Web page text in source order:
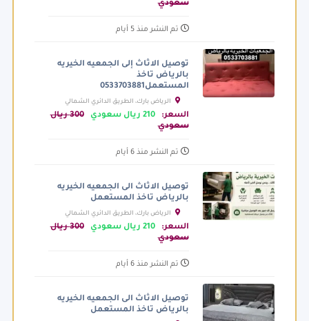
سعودي
تم النشر منذ 5 أيام
توصيل الاثاث إلى الجمعيه الخيريه
بالرياض تاخذ
المستعمل0533703881
الرياض بارك، الطريق الدائري الشمالي
الفرعي، الرياض السعودية
السعر: 210 ريال سعودي
300 ريال
سعودي
تم النشر منذ 6 أيام
توصيل الاثاث الى الجمعيه الخيريه
بالرياض تاخذ المستعمل
الرياض بارك، الطريق الدائري الشمالي
الفرعي، الرياض السعودية
السعر: 210 ريال سعودي
300 ريال
سعودي
تم النشر منذ 6 أيام
توصيل الاثاث الى الجمعيه الخيريه
بالرياض تاخذ المستعمل